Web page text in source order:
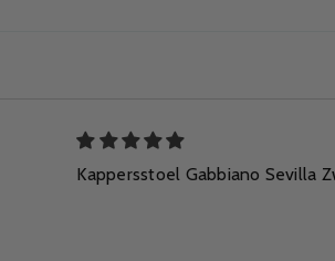
Kappersstoel Gabbiano Sevilla